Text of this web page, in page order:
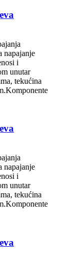
napajanje
i
unutar
tekućina
napajanje
i
unutar
tekućina